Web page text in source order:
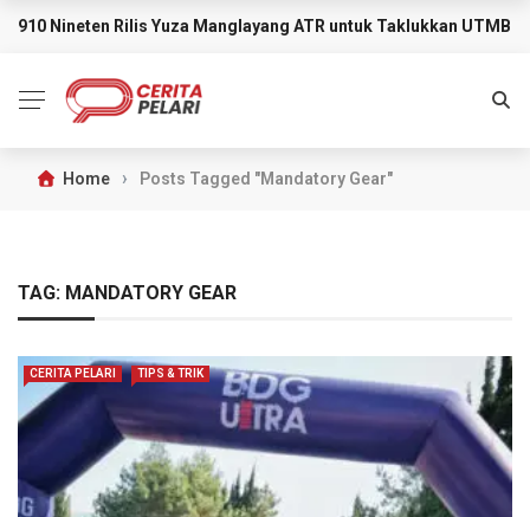
BREAKING NEWS
910 Nineten Rilis Yuza Manglayang ATR untuk Taklukkan UTMB
Home › Posts Tagged "Mandatory Gear"
TAG: MANDATORY GEAR
CERITA PELARI TIPS & TRIK